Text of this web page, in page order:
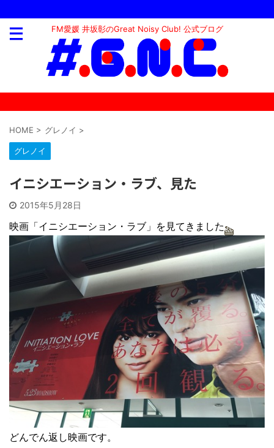
FM愛媛 井坂彰のGreat Noisy Club! 公式ブログ
HOME > グレノイ >
グレノイ
イニシエーション・ラブ、見た
2015年5月28日
映画「イニシエーション・ラブ」を見てきました
どんでん返し映画です。